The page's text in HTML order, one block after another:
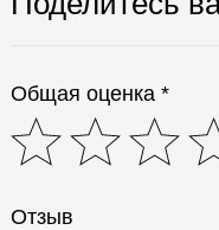
Общая оценка *
Отзыв